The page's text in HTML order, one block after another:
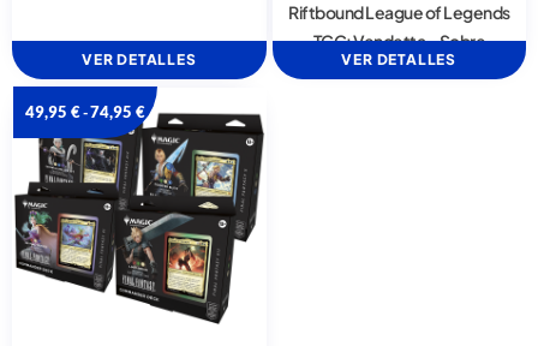
VER DETALLES
Riftbound League of Legends
TCG: Vendetta – Sobre
VER DETALLES
49,95 €-74,95 €